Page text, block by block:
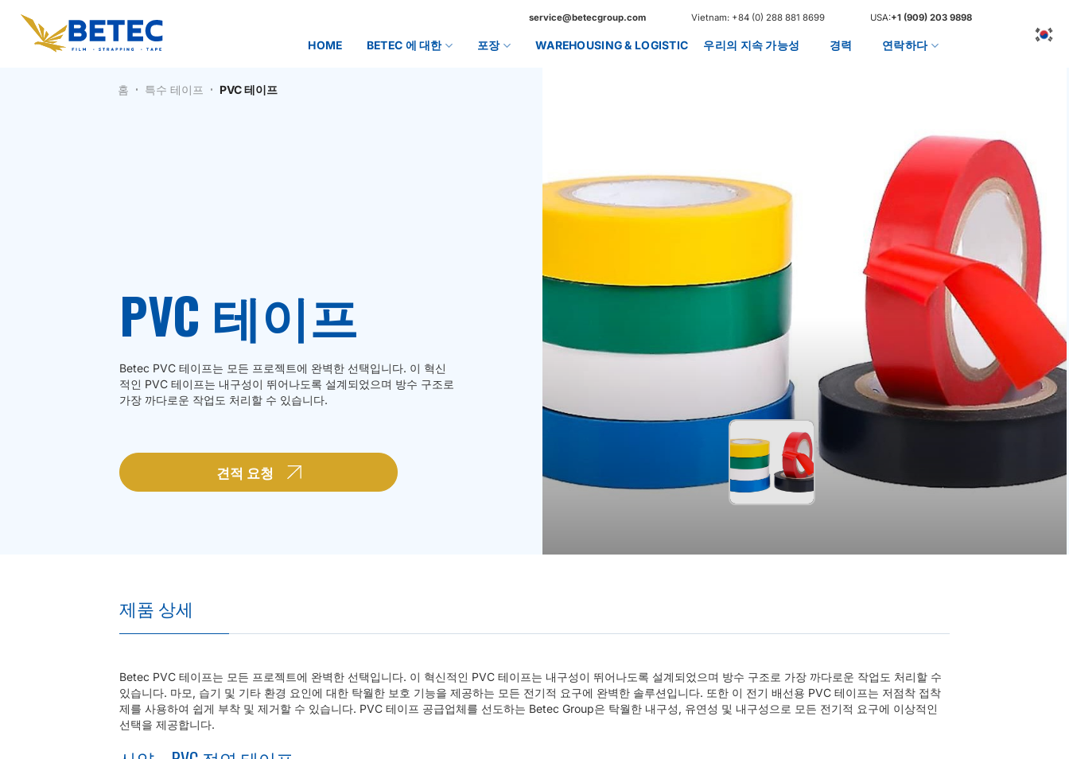
content
service@betecgroup.com Vietnam:+84 (0) 288 881 8699 USA:+1 (909) 203 9898
HOME BETEC 에 대한 포장 WAREHOUSING & LOGISTIC 우리의 지속 가능성 경력 연락하다
홈 특수 테이프 PVC 테이프
PVC 테이프
Betec PVC 테이프는 모든 프로젝트에 완벽한 선택입니다. 이 혁신
적인 PVC 테이프는 내구성이 뛰어나도록 설계되었으며 방수 구조로
가장 까다로운 작업도 처리할 수 있습니다.
견적 요청
제품 상세
Betec PVC 테이프는 모든 프로젝트에 완벽한 선택입니다. 이 혁신적인 PVC 테이프는 내구성이 뛰어나도록 설계되었으며 방수 구조로 가장 까다로운 작업도 처리할 수
있습니다. 마모, 습기 및 기타 환경 요인에 대한 탁월한 보호 기능을 제공하는 모든 전기적 요구에 완벽한 솔루션입니다. 또한 이 전기 배선용 PVC 테이프는 저점착 접착
제를 사용하여 쉽게 부착 및 제거할 수 있습니다. PVC 테이프 공급업체를 선도하는 Betec Group은 탁월한 내구성, 유연성 및 내구성으로 모든 전기적 요구에 이상적인
선택을 제공합니다.